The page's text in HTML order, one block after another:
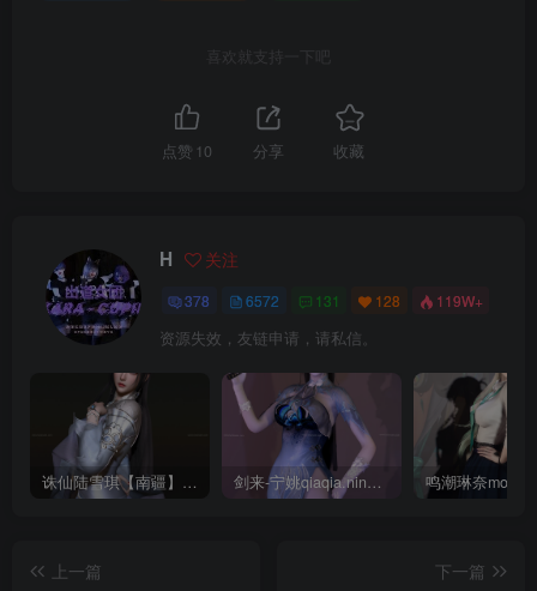
喜欢就支持一下吧
点赞 10 分享 收藏
H 关注
378 6572 131 128 119W+
资源失效，友链申请，请私信。
诛仙陆雪琪【南疆】CoveRig 剑来-宁姚qiaqia.ningyao-re.1
上一篇
下一篇